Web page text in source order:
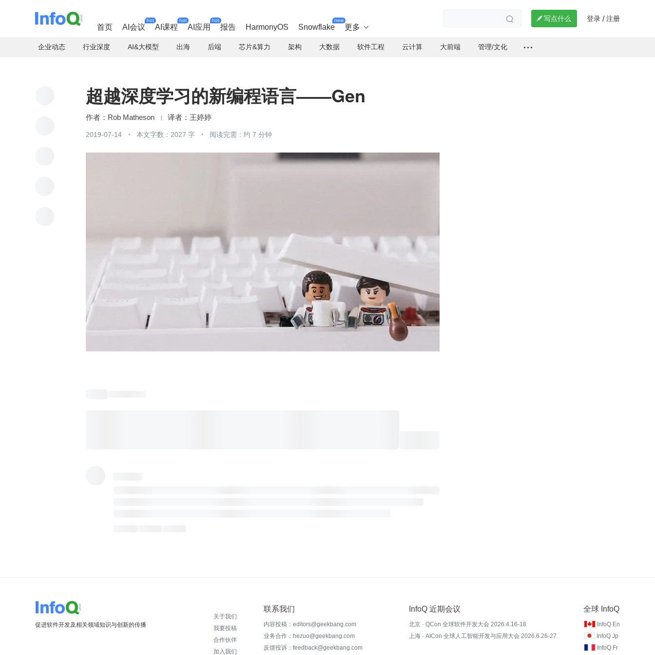
首页 AI会议
hot
AI课程
hot
AI应用
hot
报告 HarmonyOS Snowflake
new
更多 
  写点什么 登录 / 注册
企业动态 行业深度 AI&大模型 出海 后端 芯片&算力 架构 大数据 软件工程 云计算 大前端 管理/文化
超越深度学习的新编程语言——Gen
Rob Matheson 王婷婷
2019-07-14 本文字数：2027 字 阅读完需：约 7 分钟
促进软件开发及相关领域知识与创新的传播
关于我们
我要投稿
合作伙伴
加入我们
联系我们
内容投稿：editors@geekbang.com
业务合作：hezuo@geekbang.com
反馈投诉：feedback@geekbang.com
InfoQ 近期会议
北京 · QCon 全球软件开发大会 2026.4.16-18
上海 · AICon 全球人工智能开发与应用大会 2026.6.26-27
全球 InfoQ
InfoQ En
InfoQ Jp
InfoQ Fr